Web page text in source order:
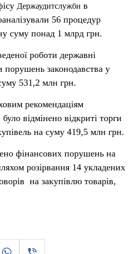
Держаудитслужби в
56 процедур
суму понад 1 млрд грн.
роботи державні
порушень законодавства у
531,2 млн грн.
рекомендаціям
відмінено відкриті торги
на суму 419,5 млн грн.
фінансових порушень на
розірвання 14 укладених
на закупівлю товарів,